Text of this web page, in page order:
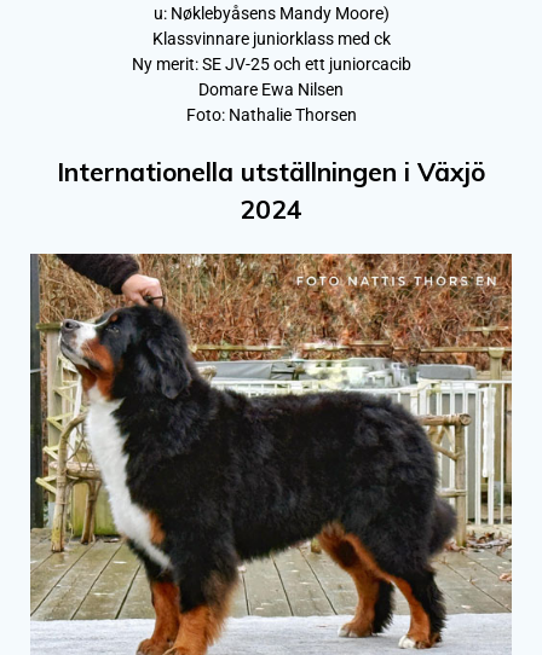
u: Nøklebyåsens Mandy Moore)
Klassvinnare juniorklass med ck
Ny merit: SE JV-25 och ett juniorcacib
Domare Ewa Nilsen
Foto: Nathalie Thorsen
Internationella utställningen i Växjö
2024